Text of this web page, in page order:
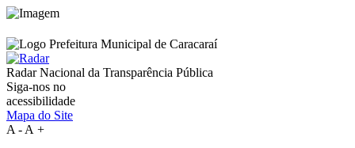
Radar Nacional da Transparência Pública
Siga-nos no
acessibilidade
Mapa do Site
A-A +